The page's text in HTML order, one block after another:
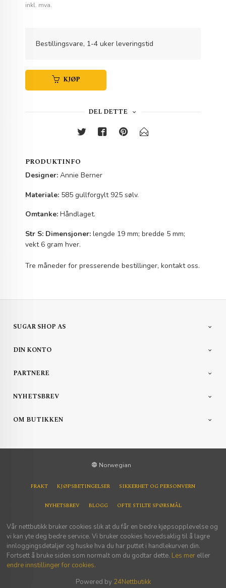
inkl. mva.
Bestillingsvare, 1-4 uker leveringstid
KJØP
DEL DETTE
PRODUKTINFO
Designer: Annie Berner
Materiale: 585 gullforgylt 925 sølv.
Omtanke: Håndlaget.
Str S: Dimensjoner: lengde 19 mm; bredde 5 mm;
vekt 6 gram hver.
Tre måneder for presserende bestillinger, kontakt oss.
SUGAR SHOP AS
DIN KONTO
PARTNERE
NYHETSBREV
OM BUTIKKEN
Norwegian
FRAKT KJØPSBETINGELSER SIKKERHET OG PERSONVERN
NYHETSBREV BLOGG OFTE STILTE SPØRSMÅL
Vår nettbutikk bruker cookies slik at du får en bedre kjøpsopplevelse og
vi kan yte deg bedre service. Vi bruker cookies hovedsaklig til å lagre
innloggingsdetaljer og huske hva du har puttet i handlekurven din.
Fortsett å bruke siden som normalt om du godtar dette. Les mer eller
endre innstillinger for cookies.
Powered by 24Nettbutikk